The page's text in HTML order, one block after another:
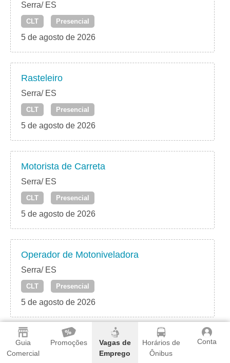
Guia
Comercial
Promoções
Vagas de
Emprego
Horários de
Ônibus
Conta
Serra/ ES
CLT Presencial
5 de agosto de 2026
Rasteleiro
Serra/ ES
CLT Presencial
5 de agosto de 2026
Motorista de Carreta
Serra/ ES
CLT Presencial
5 de agosto de 2026
Operador de Motoniveladora
Serra/ ES
CLT Presencial
5 de agosto de 2026
Motorista de Truck Basculante
Serra/ ES